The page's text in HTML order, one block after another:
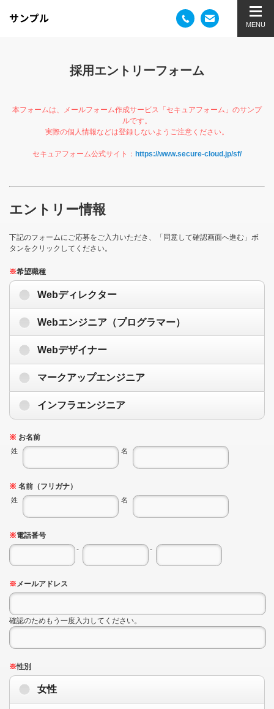
採用エントリーフォーム
本フォームは、メールフォーム作成サービス「セキュアフォーム」のサンプ
ルです。
実際の個人情報などは登録しないようご注意ください。
セキュアフォーム公式サイト： https://www.secure-cloud.jp/sf/
エントリー情報
下記のフォームにご応募をご入力いただき、「同意して確認画面へ進む」ボ
タンをクリックしてください。
※希望職種
Webディレクター
Webエンジニア（プログラマー）
Webデザイナー
マークアップエンジニア
インフラエンジニア
※ お名前
姓 名
※ 名前（フリガナ）
姓 名
※電話番号
-
-
※メールアドレス
確認のためもう一度入力してください。
※性別
女性